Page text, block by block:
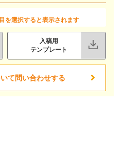
を選択すると表示されます
入稿用
テンプレート
て問い合わせする